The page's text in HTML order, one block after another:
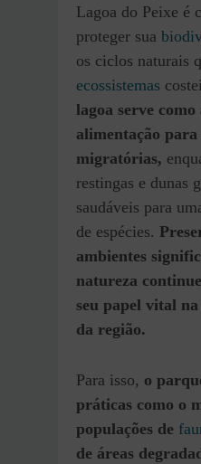
Lagoa do Peixe é
proteger sua
os ciclos naturais
ecossistemas
lagoa serve
alimentação
migratórias,
restingas e dunas
saudáveis para
de espécies.
ambientes
natureza
seu papel vital
da região.
Para isso, o
práticas como o
populações de
de áreas